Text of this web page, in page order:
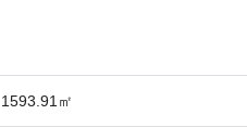
1593.91㎡